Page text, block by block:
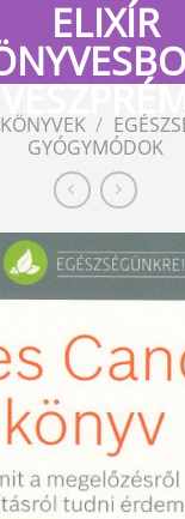
KÖNYVEK /
GYÓGYMÓDOK